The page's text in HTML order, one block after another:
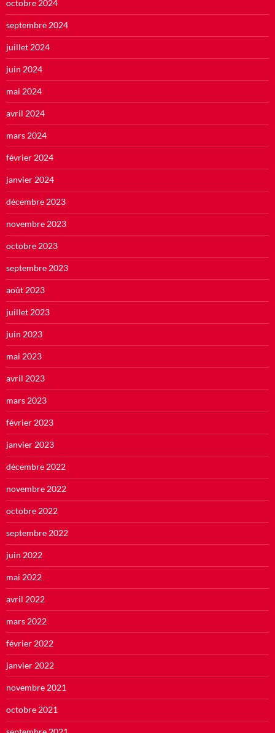
octobre 2024
septembre 2024
juillet 2024
juin 2024
mai 2024
avril 2024
mars 2024
février 2024
janvier 2024
décembre 2023
novembre 2023
octobre 2023
septembre 2023
août 2023
juillet 2023
juin 2023
mai 2023
avril 2023
mars 2023
février 2023
janvier 2023
décembre 2022
novembre 2022
octobre 2022
septembre 2022
juin 2022
mai 2022
avril 2022
mars 2022
février 2022
janvier 2022
novembre 2021
octobre 2021